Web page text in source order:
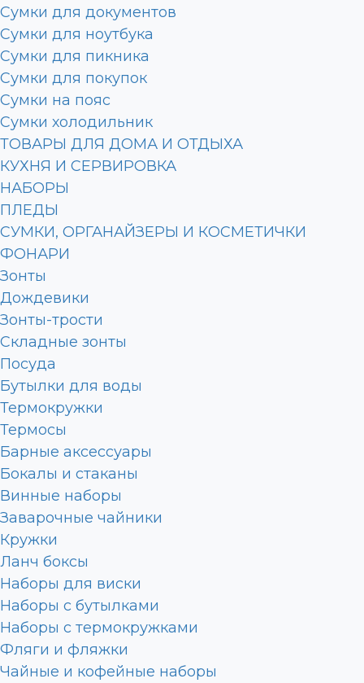
Сумки для документов
Сумки для ноутбука
Сумки для пикника
Сумки для покупок
Сумки на пояс
Сумки холодильник
ТОВАРЫ ДЛЯ ДОМА И ОТДЫХА
КУХНЯ И СЕРВИРОВКА
НАБОРЫ
ПЛЕДЫ
СУМКИ, ОРГАНАЙЗЕРЫ И КОСМЕТИЧКИ
ФОНАРИ
Зонты
Дождевики
Зонты-трости
Складные зонты
Посуда
Бутылки для воды
Термокружки
Термосы
Барные аксессуары
Бокалы и стаканы
Винные наборы
Заварочные чайники
Кружки
Ланч боксы
Наборы для виски
Наборы с бутылками
Наборы с термокружками
Фляги и фляжки
Чайные и кофейные наборы